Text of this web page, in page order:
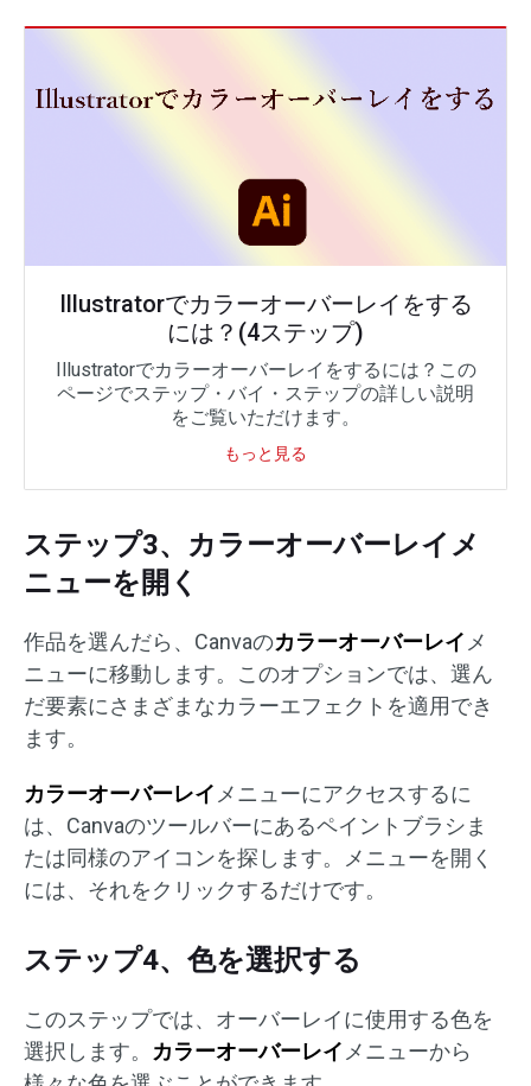
Illustratorでカラーオーバーレイをする
には？(4ステップ)
Illustratorでカラーオーバーレイをするには？この
ページでステップ・バイ・ステップの詳しい説明
をご覧いただけます。
もっと見る
ステップ3、カラーオーバーレイメ
ニューを開く
作品を選んだら、Canvaのカラーオーバーレイ メ
ニューに移動します。このオプションでは、選ん
だ要素にさまざまなカラーエフェクトを適用でき
ます。
カラーオーバーレイ メニューにアクセスするに
は、Canvaのツールバーにあるペイントブラシま
たは同様のアイコンを探します。メニューを開く
には、それをクリックするだけです。
ステップ4、色を選択する
このステップでは、オーバーレイに使用する色を
選択します。 カラーオーバーレイ メニューから